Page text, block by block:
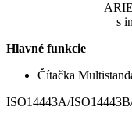
s
Hlavné funkcie
Čítačka
ISO14443A/